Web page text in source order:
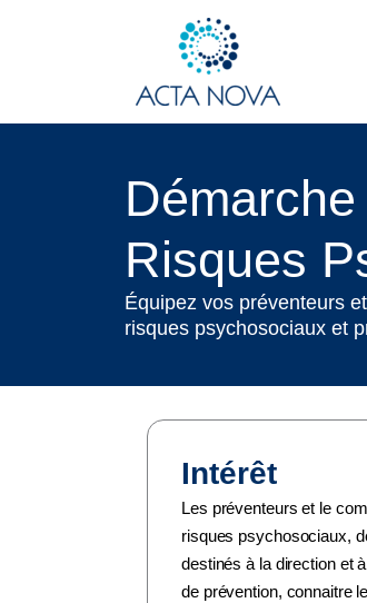
Risques
Équipez vos préventeurs
risques psychosociaux et
Intérêt
Les préventeurs et le
risques psychosociaux,
destinés à la direction et
de prévention, connaitre